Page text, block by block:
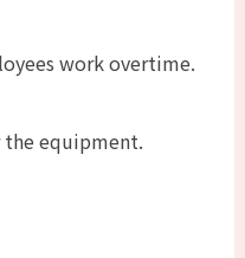
work overtime.
the equipment.